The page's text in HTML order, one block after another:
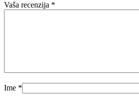
Vaša recenzija *
Ime *